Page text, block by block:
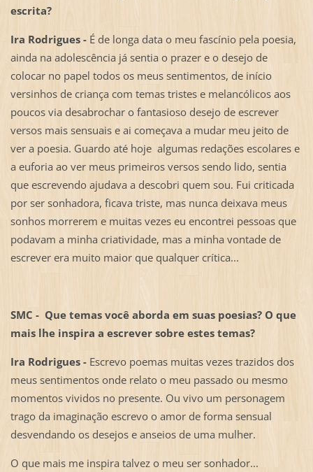
escrita?
Ira Rodrigues -É de longa data o meu fascínio pela poesia,
ainda na adolescência já sentia o prazer e o desejo de
colocar no papel todos os meus sentimentos, de início
versinhos de criança com temas tristes e melancólicos aos
poucos via desabrochar o fantasioso desejo de escrever
versos mais sensuais e ai começava a mudar meu jeito de
ver a poesia. Guardo até hoje algumas redações escolares e
a euforia ao ver meus primeiros versos sendo lido, sentia
que escrevendo ajudava a descobri quem sou. Fui criticada
por ser sonhadora, ficava triste, mas nunca deixava meus
sonhos morrerem e muitas vezes eu encontrei pessoas que
podavam a minha criatividade, mas a minha vontade de
escrever era muito maior que qualquer crítica...
SMC - Que temas você aborda em suas poesias? O que
mais lhe inspira a escrever sobre estes temas?
Ira Rodrigues -Escrevo poemas muitas vezes trazidos dos
meus sentimentos onde relato o meu passado ou mesmo
momentos vividos no presente. Ou vivo um personagem
trago da imaginação escrevo o amor de forma sensual
desvendando os desejos e anseios de uma mulher.
O que mais me inspira talvez o meu ser sonhador...